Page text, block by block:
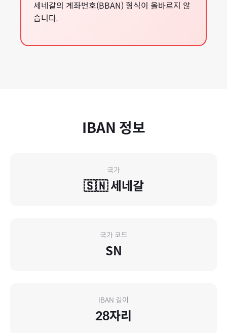
세네갈의 계좌번호(BBAN) 형식이 올바르지 않
습니다.
IBAN 정보
국가
🇸🇳세네갈
국가 코드
SN
IBAN 길이
28자리